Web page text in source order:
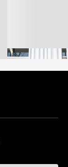
BUSINESS